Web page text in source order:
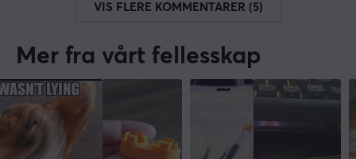
VIS FLERE KOMMENTARER (5)
Mer fra vårt fellesskap